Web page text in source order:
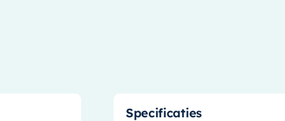
Specificaties